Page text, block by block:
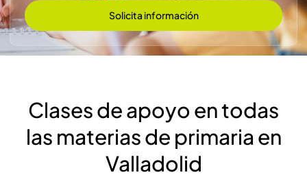
Solicita información
Clases de apoyo en todas
las materias de primaria en
Valladolid